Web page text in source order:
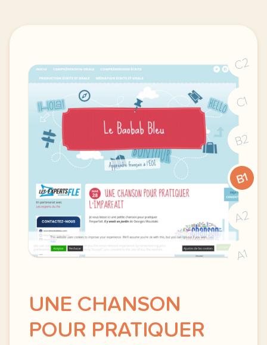
C2
C1
B2
B1
A2
A1
UNE CHANSON
POUR PRATIQUER